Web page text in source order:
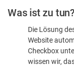
sind
Was ist zu tun?
Die Lösung
Website
Checkbox
wissen wir,